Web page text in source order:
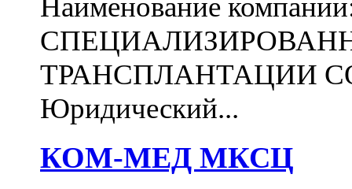
Наименование
ТРАНСПЛАНТАЦИИ
Юридический...
КОМ-МЕД МКСЦ